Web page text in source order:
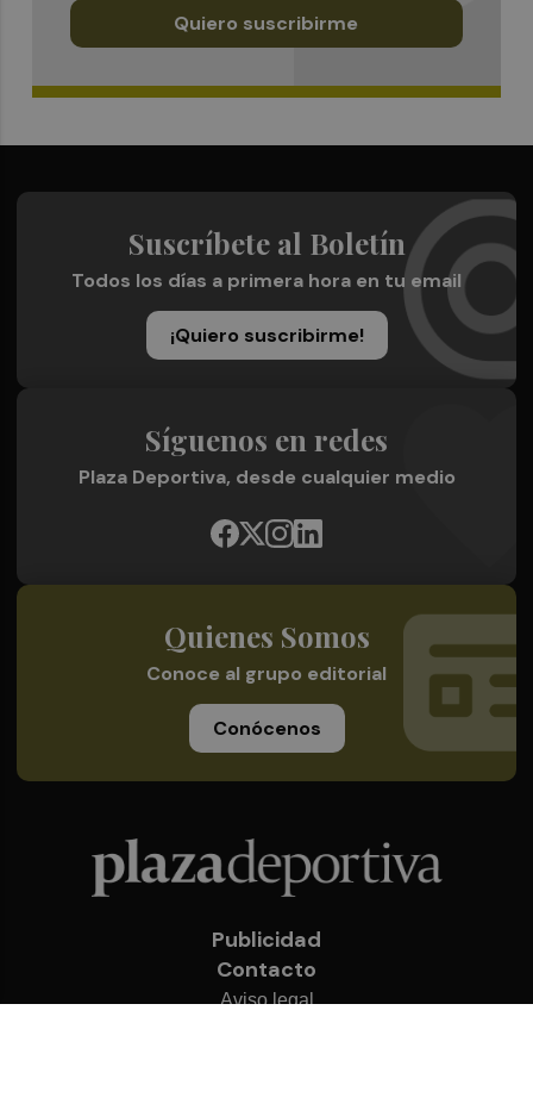
Quiero suscribirme
Suscríbete al Boletín
Todos los días a primera hora en tu email
¡Quiero suscribirme!
Síguenos en redes
Plaza Deportiva, desde cualquier medio
Quienes Somos
Conoce al grupo editorial
Conócenos
Publicidad
Contacto
Aviso legal